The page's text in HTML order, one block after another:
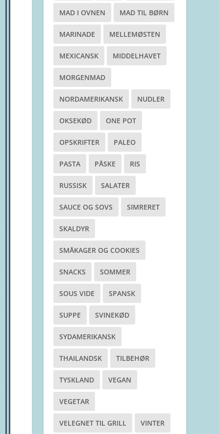
MAD I OVNEN MAD TIL BØRN
MARINADE MELLEMØSTEN
MEXICANSK MIDDELHAVET
MORGENMAD
NORDAMERIKANSK NUDLER
OKSEKØD ONE POT
OPSKRIFTER PALEO
PASTA PÅSKE RIS
RUSSISK SALATER
SAUCE OG SOVS SIMRERET
SKALDYR
SMÅKAGER OG COOKIES
SNACKS SOMMER
SOUS VIDE SPANSK
SUPPE SVINEKØD
SYDAMERIKANSK
THAILANDSK TILBEHØR
TYSKLAND VEGAN
VEGETAR
VELEGNET TIL GRILL VINTER